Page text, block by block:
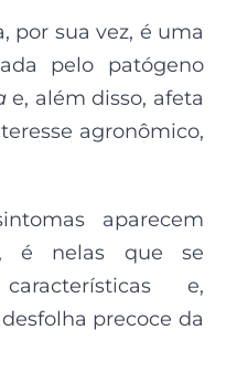
por sua vez, é uma
pelo patógeno
e, além disso, afeta
agronômico,
aparecem
é nelas que se
e,
precoce da